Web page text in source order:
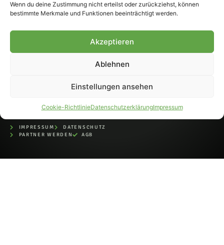
Wenn du deine Zustimmung nicht erteilst oder zurückziehst, können
bestimmte Merkmale und Funktionen beeinträchtigt werden.
Akzeptieren
Ablehnen
Einstellungen ansehen
Cookie-RichtlinieDatenschutzerklärungImpressum
Fohlen-Hautnah.de ist ein
offiziell eingetragenes Magazin
IMPRESSUM
DATENSCHUTZ
PARTNER WERDEN
AGB